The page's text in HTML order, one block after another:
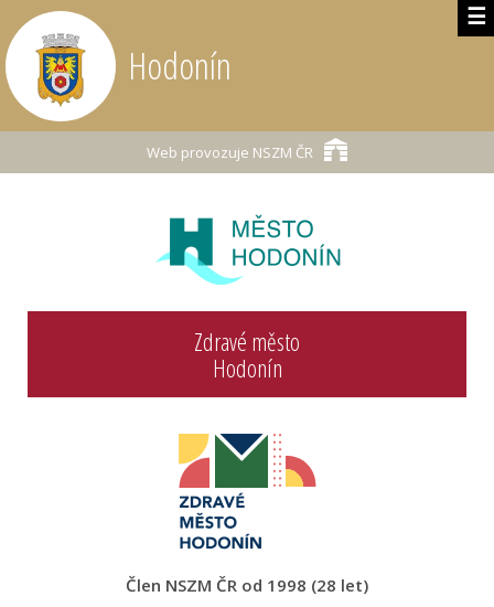
☰
Hodonín
Web provozuje NSZM ČR
Zdravé město
Hodonín
Člen NSZM ČR od 1998 (28 let)